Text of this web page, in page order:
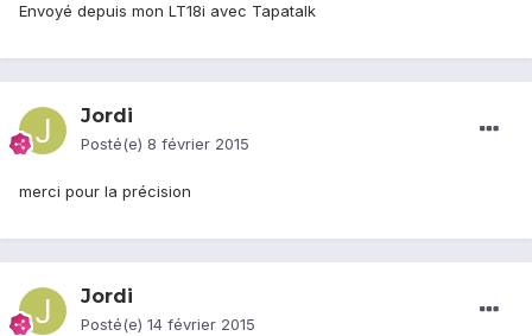
Envoyé depuis mon LT18i avec Tapatalk
Jordi
Posté(e) 8 février 2015
merci pour la précision
Jordi
Posté(e) 14 février 2015